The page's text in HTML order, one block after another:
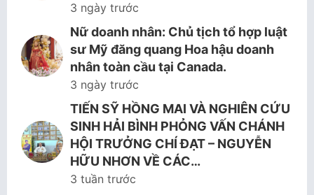
3 ngày trước
Nữ doanh nhân: Chủ tịch tổ hợp luật
sư Mỹ đăng quang Hoa hậu doanh
nhân toàn cầu tại Canada.
3 ngày trước
TIẾN SỸ HỒNG MAI VÀ NGHIÊN CỨU
SINH HẢI BÌNH PHỎNG VẤN CHÁNH
HỘI TRƯỞNG CHÍ ĐẠT – NGUYỄN
HỮU NHƠN VỀ CÁC…
3 tuần trước